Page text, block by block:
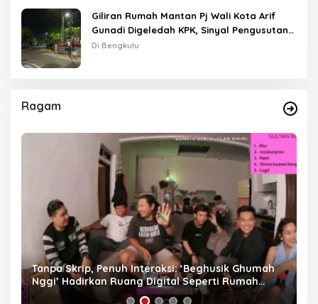
Giliran Rumah Mantan Pj Wali Kota Arif
Gunadi Digeledah KPK, Sinyal Pengusutan
Meluas
Di Bengkulu
Ragam
Tanpa Skrip, Penuh Interaksi: ‘Beghusik Ghumah
Nggi’ Hadirkan Ruang Digital Seperti Rumah
Sendiri